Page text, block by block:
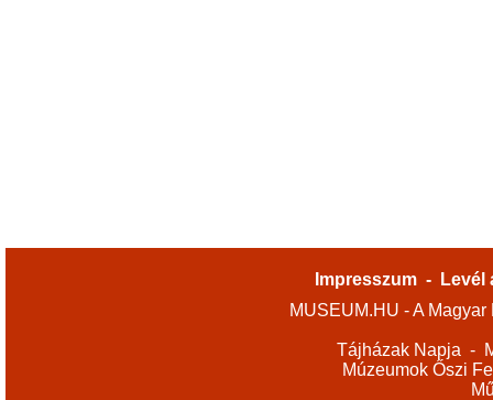
Impresszum -
Levél
MUSEUM.HU - A
Tájházak Napja -
Múzeumok Őszi